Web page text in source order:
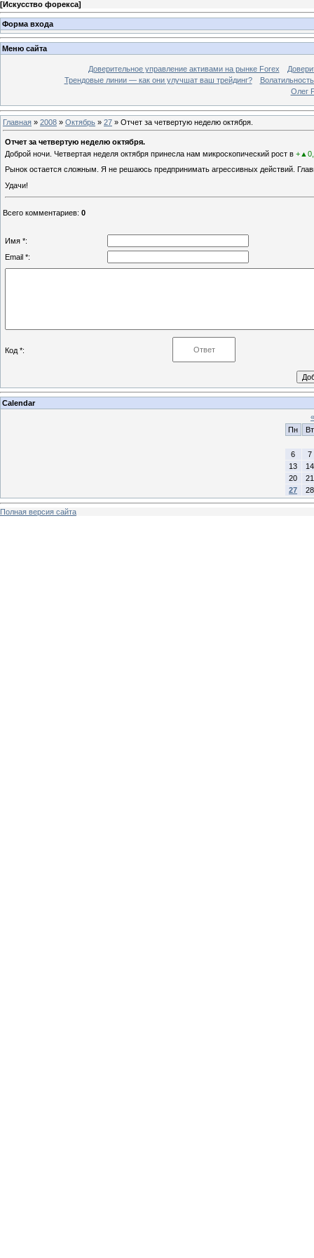
[Искусство форекса]
Форма входа
Меню сайта
Доверительное управление активами на рынке Forex
Трендовые линии — как они улучшат ваш трейдинг?
Олег
Главная » 2008 » Октябрь » 27 » Отчет за четвертую неделю октября.
Отчет за четвертую неделю октября.
Доброй ночи. Четвертая неделя октября принесла нам микроскопический рост в
Рынок остается сложным. Я не решаюсь предпринимать агрессивных действий.
Удачи!
Всего комментариев: 0
Имя *:
Email *:
Код *:
Calendar
«
Пн
Вт
6
7
13
14
20
21
27
28
Полная версия сайта